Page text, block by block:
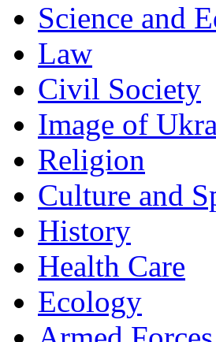
Science and
Law
Civil Society
Image of
Religion
Culture and
History
Health Care
Ecology